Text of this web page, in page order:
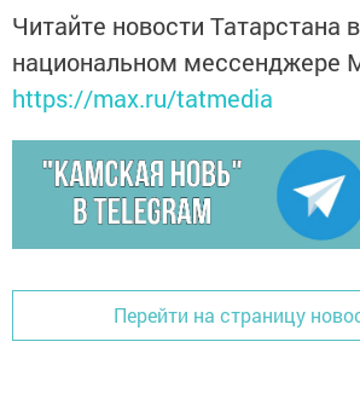
Читайте новости Татарстана в
национальном мессенджере
https://max.ru/tatmedia
Перейти на страницу